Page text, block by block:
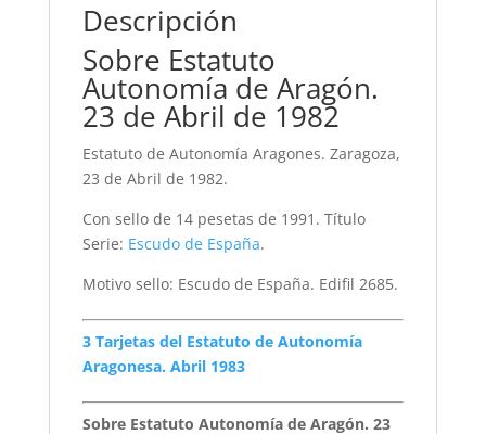
Descripción
Sobre Estatuto
Autonomía de Aragón.
23 de Abril de 1982
Estatuto de Autonomía Aragones. Zaragoza,
23 de Abril de 1982.
Con sello de 14 pesetas de 1991. Título
Serie: Escudo de España.
Motivo sello: Escudo de España. Edifil 2685.
3 Tarjetas del Estatuto de Autonomía
Aragonesa. Abril 1983
Sobre Estatuto Autonomía de Aragón. 23